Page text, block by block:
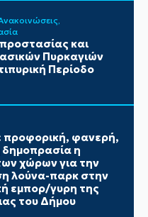
και
Πυρκαγιών
Περίοδο
προφορική, φανερή,
δημοπρασία η
χώρων για την
λούνα-παρκ στην
εμπορ/γυρη της
του Δήμου